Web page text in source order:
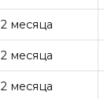
2 месяца
2 месяца
2 месяца